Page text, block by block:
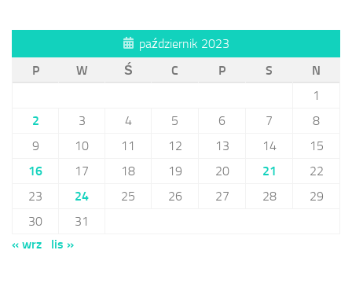
październik 2023
P
W Ś C P S
N
1
2
3 4 5 6 7
8
9
10 11 12 13 14
15
16
17 18 19 20 21
22
23
24 25 26 27 28
29
30
31
« wrz
lis »